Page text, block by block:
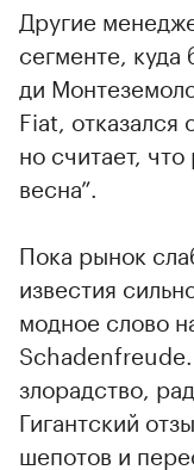
Другие
сегменте,
ди
Fiat, отказался
но считает,
весна”.
Пока рынок
известия
модное слово
злорадство,
Гигантский
шепотов и